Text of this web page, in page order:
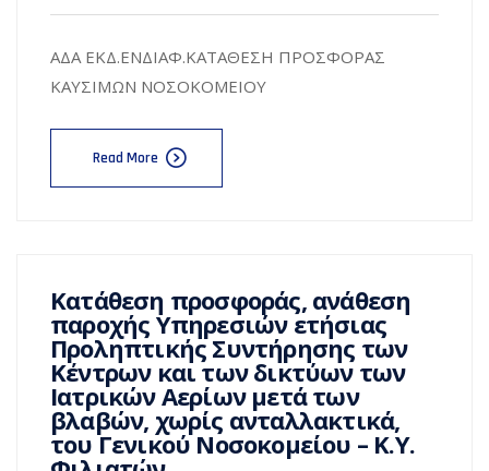
ΑΔΑ ΕΚΔ.ΕΝΔΙΑΦ.ΚΑΤΑΘΕΣΗ ΠΡΟΣΦΟΡΑΣ
ΚΑΥΣΙΜΩΝ ΝΟΣΟΚΟΜΕΙΟΥ
Read More
Κατάθεση προσφοράς, ανάθεση
παροχής Υπηρεσιών ετήσιας
Προληπτικής Συντήρησης των
Κέντρων και των δικτύων των
Ιατρικών Αερίων μετά των
βλαβών, χωρίς ανταλλακτικά,
του Γενικού Νοσοκομείου – Κ.Υ.